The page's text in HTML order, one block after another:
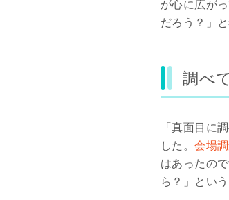
が心に広が
だろう？」
調べ
「真面目に
した。会場
はあったの
ら？」とい